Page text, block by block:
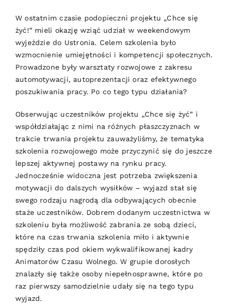
W ostatnim czasie podopieczni projektu „Chce się
żyć!” mieli okazję wziąć udział w weekendowym
wyjeździe do Ustronia. Celem szkolenia było
wzmocnienie umiejętności i kompetencji społecznych.
Prowadzone były warsztaty rozwojowe z zakresu
automotywacji, autoprezentacji oraz efektywnego
poszukiwania pracy. Po co tego typu działania?
Obserwując uczestników projektu „Chce się żyć” i
współdziałając z nimi na różnych płaszczyznach w
trakcie trwania projektu zauważyliśmy, że tematyka
szkolenia rozwojowego może przyczynić się do jeszcze
lepszej aktywnej postawy na rynku pracy.
Jednocześnie widoczna jest potrzeba zwiększenia
motywacji do dalszych wysiłków – wyjazd stał się
swego rodzaju nagrodą dla odbywających obecnie
staże uczestników. Dobrem dodanym uczestnictwa w
szkoleniu była możliwość zabrania ze sobą dzieci,
które na czas trwania szkolenia miło i aktywnie
spędziły czas pod okiem wykwalifikowanej kadry
Animatorów Czasu Wolnego. W grupie dorosłych
znalazły się także osoby niepełnosprawne, które po
raz pierwszy samodzielnie udały się na tego typu
wyjazd.